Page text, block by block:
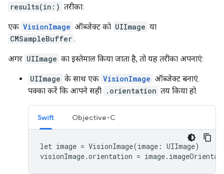
results(in:) तरीका:
एक VisionImage ऑब्जेक्ट को UIImage या
CMSampleBuffer .
अगर UIImage का इस्तेमाल किया जाता है, तो यह तरीका अपनाएं:
UIImage के साथ एक VisionImage ऑब्जेक्ट बनाएं.
पक्का करें कि आपने सही .orientation तय किया हो.
Swift Objective-C
let image = VisionImage(image: UIImage)
visionImage.orientation =